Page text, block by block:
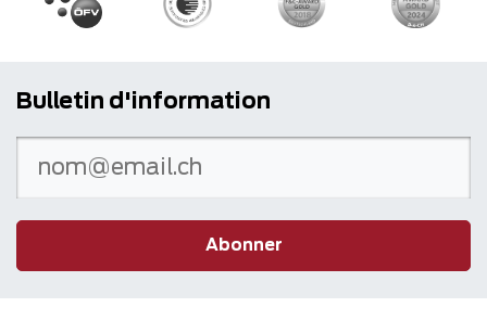
Bulletin d'information
Abonner